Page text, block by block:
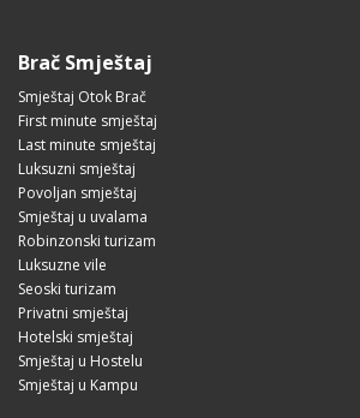
Brač Smještaj
Smještaj Otok Brač
First minute smještaj
Last minute smještaj
Luksuzni smještaj
Povoljan smještaj
Smještaj u uvalama
Robinzonski turizam
Luksuzne vile
Seoski turizam
Privatni smještaj
Hotelski smještaj
Smještaj u Hostelu
Smještaj u Kampu